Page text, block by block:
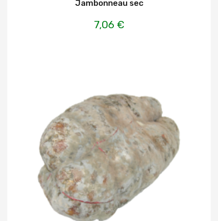
Jambonneau sec
7,06 €